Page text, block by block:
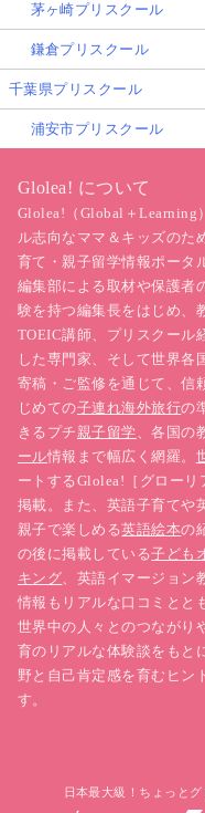
茅ヶ崎プリスクール
鎌倉プリスクール
千葉県プリスクール
浦安市プリスクール
Glolea! について
Glolea!（Global＋Learning
ル志向なママ＆キッズのた
育て・親子留学情報ポータ
編集部による取材や保護者
験を持つ編集長をはじめ、
TOEIC講師、プリスクール
した専門家、そして世界各
寄稿・ご監修を通じて、信
じめての子連れ海外旅行の
きるプチ親子留学、各国の
ール情報まで幅広く網羅。
ートするGlolea!［グロー
掲載。また、英語子育てや
親子で楽しめる英語絵本の
の後に掲載している子ども
キング、英語イマージョン
情報もリアルな口コミと
世界中の人々とのつながり
育のリアルな体験談をもと
野と自己肯定感を育むヒン
す。
日本最大級！ちょっと